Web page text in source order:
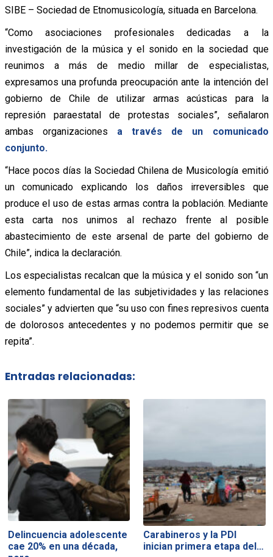
SIBE – Sociedad de Etnomusicología, situada en Barcelona.
“Como asociaciones profesionales dedicadas a la
investigación de la música y el sonido en la sociedad que
reunimos a más de medio millar de especialistas,
expresamos una profunda preocupación ante la intención del
gobierno de Chile de utilizar armas acústicas para la
represión paraestatal de protestas sociales”, señalaron
ambas organizaciones a través de un comunicado
conjunto.
“Hace pocos días la Sociedad Chilena de Musicología emitió
un comunicado explicando los daños irreversibles que
produce el uso de estas armas contra la población. Mediante
esta carta nos unimos al rechazo frente al posible
abastecimiento de este arsenal de parte del gobierno de
Chile”, indica la declaración.
Los especialistas recalcan que la música y el sonido son “un
elemento fundamental de las subjetividades y las relaciones
sociales” y advierten que “su uso con fines represivos cuenta
de dolorosos antecedentes y no podemos permitir que se
repita”.
Entradas relacionadas:
Delincuencia adolescente
cae 20% en una década,
Carabineros y la PDI
inician primera etapa del…